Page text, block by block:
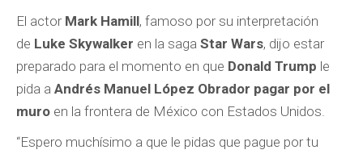
El actorMark Hamill, famoso por su interpretación
de Luke Skywalker en la saga Star Wars, dijo estar
preparado para el momento en que Donald Trump le
pida a Andrés Manuel López Obrador pagar por el
muro en la frontera de México con Estados Unidos.
“Espero muchísimo a que le pidas que pague por tu